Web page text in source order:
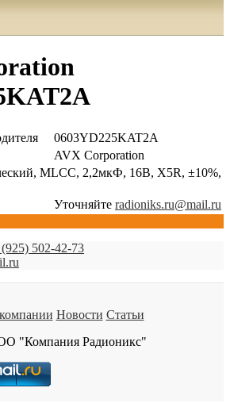
0603YD225KAT2A
AVX Corporation
MLCC, 2,2мкФ, 16В, X5R, ±10%,
Уточняйте radioniks.ru@mail.ru
502-42-73
Новости Статьи
"Компания Радионикс"